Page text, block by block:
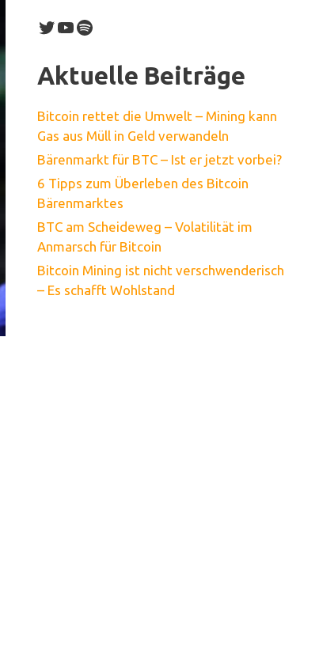
Twitter
YouTube
Spotify
Aktuelle Beiträge
Bitcoin rettet die Umwelt – Mining kann
Gas aus Müll in Geld verwandeln
Bärenmarkt für BTC – Ist er jetzt vorbei?
6 Tipps zum Überleben des Bitcoin
Bärenmarktes
BTC am Scheideweg – Volatilität im
Anmarsch für Bitcoin
Bitcoin Mining ist nicht verschwenderisch
– Es schafft Wohlstand